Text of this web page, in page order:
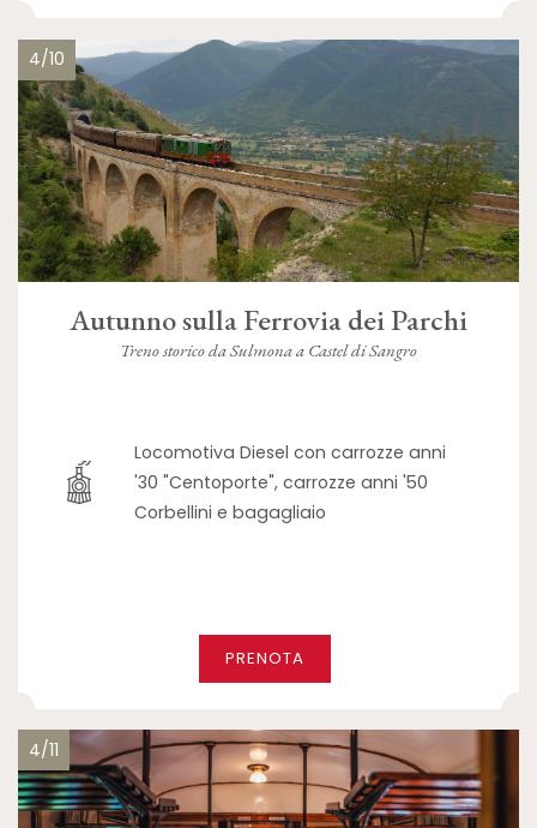
4/10
Autunno sulla Ferrovia dei Parchi
Treno storico da Sulmona a Castel di Sangro
Locomotiva Diesel con carrozze anni
'30 "Centoporte", carrozze anni '50
Corbellini e bagagliaio
PRENOTA
4/11